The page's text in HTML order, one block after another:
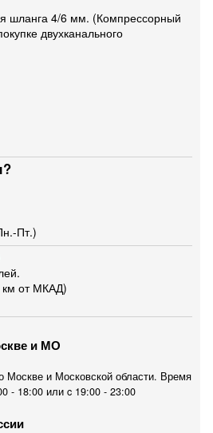
шланга 4/6 мм. (Компрессорный
двухканального
Пт.)
от МКАД)
и МО
Москве и Московской области. Время
- 18:00 или c 19:00 - 23:00